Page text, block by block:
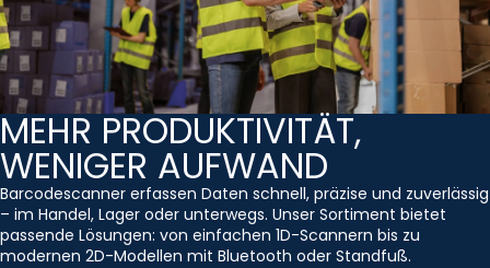
MEHR PRODUKTIVITÄT,
WENIGER AUFWAND
Barcodescanner erfassen Daten schnell, präzise und zuverlässig
– im Handel, Lager oder unterwegs. Unser Sortiment bietet
passende Lösungen: von einfachen 1D-Scannern bis zu
modernen 2D-Modellen mit Bluetooth oder Standfuß.